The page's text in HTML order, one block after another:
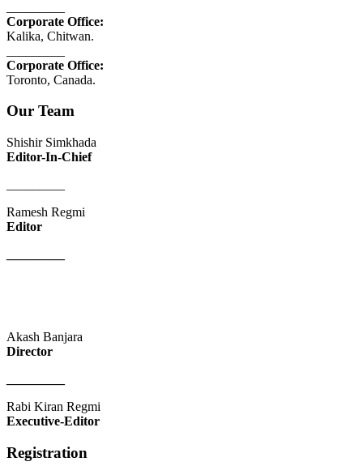
Corporate Office:
Kalika, Chitwan.
Corporate Office:
Toronto, Canada.
Our Team
Shishir Simkhada
Editor-In-Chief
Ramesh Regmi
Editor
Akash Banjara
Director
Rabi Kiran Regmi
Executive-Editor
Registration